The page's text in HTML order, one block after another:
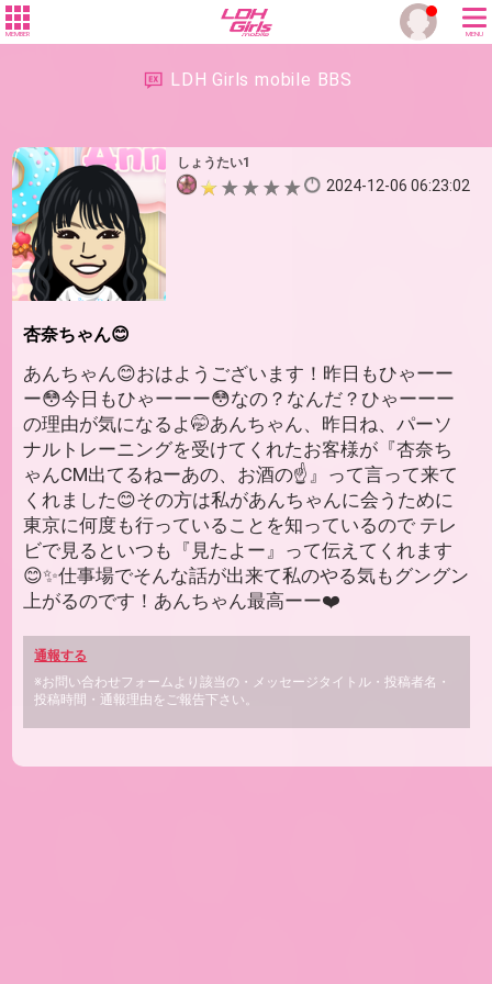
MEMBER MENU
LDH Girls mobile BBS
しょうたい1
2024-12-06 06:23:02
杏奈ちゃん😊
あんちゃん😊おはようございます！昨日もひゃーー
ー😳今日もひゃーーー😳なの？なんだ？ひゃーーー
の理由が気になるよ🤭あんちゃん、昨日ね、パーソ
ナルトレーニングを受けてくれたお客様が『杏奈ち
ゃんCM出てるねーあの、お酒の☝️』って言って来て
くれました😊その方は私があんちゃんに会うために
東京に何度も行っていることを知っているので テレ
ビで見るといつも『見たよー』って伝えてくれます
😊✨仕事場でそんな話が出来て私のやる気もグングン
上がるのです！あんちゃん最高ーー❤️
通報する
※お問い合わせフォームより該当の・メッセージタイトル・投稿者名・
投稿時間・通報理由をご報告下さい。